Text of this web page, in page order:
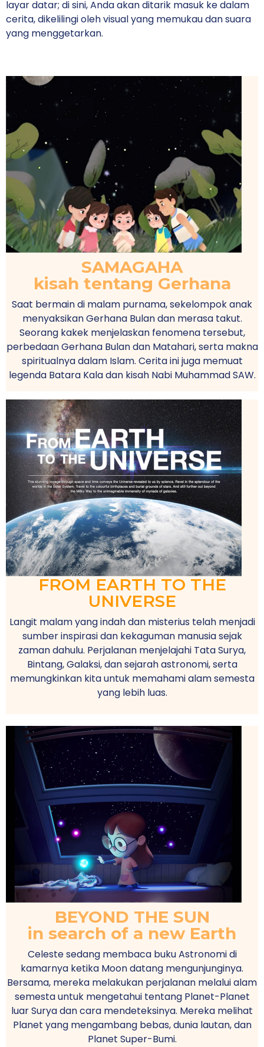
layar datar; di sini, Anda akan ditarik masuk ke dalam
cerita, dikelilingi oleh visual yang memukau dan suara
yang menggetarkan.
SAMAGAHA
kisah tentang Gerhana
Saat bermain di malam purnama, sekelompok anak
menyaksikan Gerhana Bulan dan merasa takut.
Seorang kakek menjelaskan fenomena tersebut,
perbedaan Gerhana Bulan dan Matahari, serta makna
spiritualnya dalam Islam. Cerita ini juga memuat
legenda Batara Kala dan kisah Nabi Muhammad SAW.
FROM EARTH TO THE
UNIVERSE
Langit malam yang indah dan misterius telah menjadi
sumber inspirasi dan kekaguman manusia sejak
zaman dahulu. Perjalanan menjelajahi Tata Surya,
Bintang, Galaksi, dan sejarah astronomi, serta
memungkinkan kita untuk memahami alam semesta
yang lebih luas.
BEYOND THE SUN
in search of a new Earth
Celeste sedang membaca buku Astronomi di
kamarnya ketika Moon datang mengunjunginya.
Bersama, mereka melakukan perjalanan melalui alam
semesta untuk mengetahui tentang Planet-Planet
luar Surya dan cara mendeteksinya. Mereka melihat
Planet yang mengambang bebas, dunia lautan, dan
Planet Super-Bumi.